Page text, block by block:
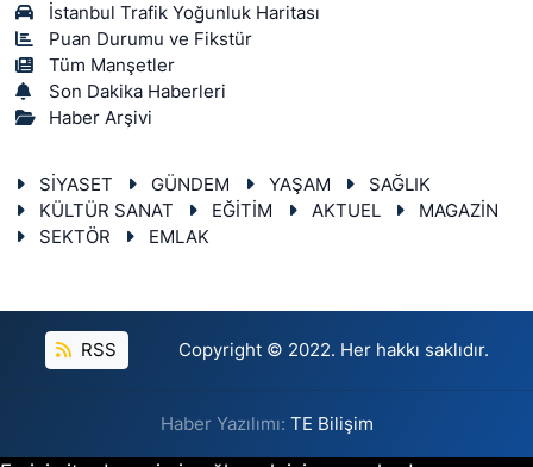
İstanbul Trafik Yoğunluk Haritası
Puan Durumu ve Fikstür
Tüm Manşetler
Son Dakika Haberleri
Haber Arşivi
SİYASET GÜNDEM YAŞAM
SAĞLIK
KÜLTÜR SANAT
EĞİTİM AKTUEL
MAGAZİN
SEKTÖR
EMLAK
RSS Copyright © 2022. Her hakkı saklıdır.
Haber Yazılımı: TE Bilişim